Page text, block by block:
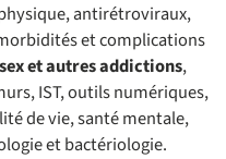
antirétroviraux,
et complications
et autres addictions,
IST, outils numériques,
de vie, santé mentale,
et bactériologie.